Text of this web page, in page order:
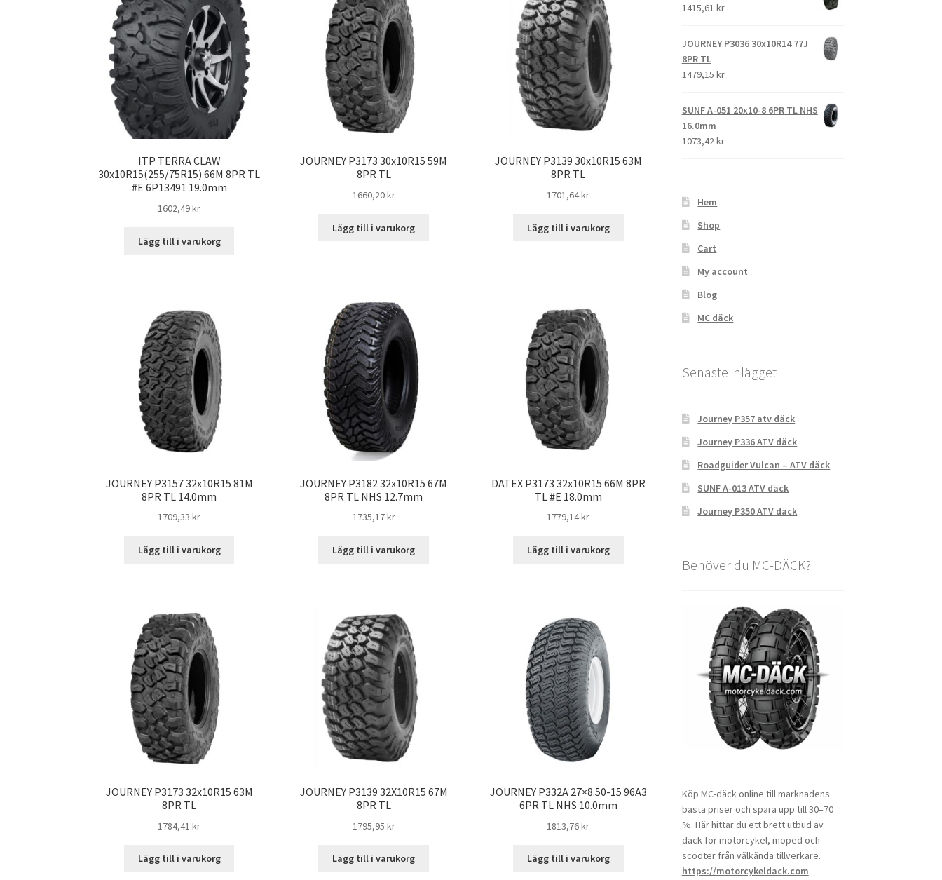
ITP TERRA CLAW
30x10R15(255/75R15) 66M 8PR TL
#E 6P13491 19.0mm
1602,49 kr
Lägg till i varukorg
JOURNEY P3173 30x10R15 59M
8PR TL
1660,20 kr
Lägg till i varukorg
JOURNEY P3139 30x10R15 63M
8PR TL
1701,64 kr
Lägg till i varukorg
JOURNEY P3157 32x10R15 81M
8PR TL 14.0mm
1709,33 kr
Lägg till i varukorg
JOURNEY P3182 32x10R15 67M
8PR TL NHS 12.7mm
1735,17 kr
Lägg till i varukorg
DATEX P3173 32x10R15 66M 8PR
TL #E 18.0mm
1779,14 kr
Lägg till i varukorg
JOURNEY P3173 32x10R15 63M
8PR TL
1784,41 kr
Lägg till i varukorg
JOURNEY P3139 32X10R15 67M
8PR TL
1795,95 kr
Lägg till i varukorg
JOURNEY P332A 27×8.50-15 96A3
6PR TL NHS 10.0mm
1813,76 kr
Lägg till i varukorg
1415,61 kr
JOURNEY P3036 30x10R14 77J
8PR TL
1479,15 kr
SUNF A-051 20x10-8 6PR TL NHS
16.0mm
1073,42 kr
Hem
Shop
Cart
My account
Blog
MC däck
Senaste inlägget
Journey P357 atv däck
Journey P336 ATV däck
Roadguider Vulcan – ATV däck
SUNF A-013 ATV däck
Journey P350 ATV däck
Behöver du MC-DÄCK?
Köp MC-däck online till marknadens
bästa priser och spara upp till 30–70
%. Här hittar du ett brett utbud av
däck för motorcykel, moped och
scooter från välkända tillverkare.
https://motorcykeldack.com